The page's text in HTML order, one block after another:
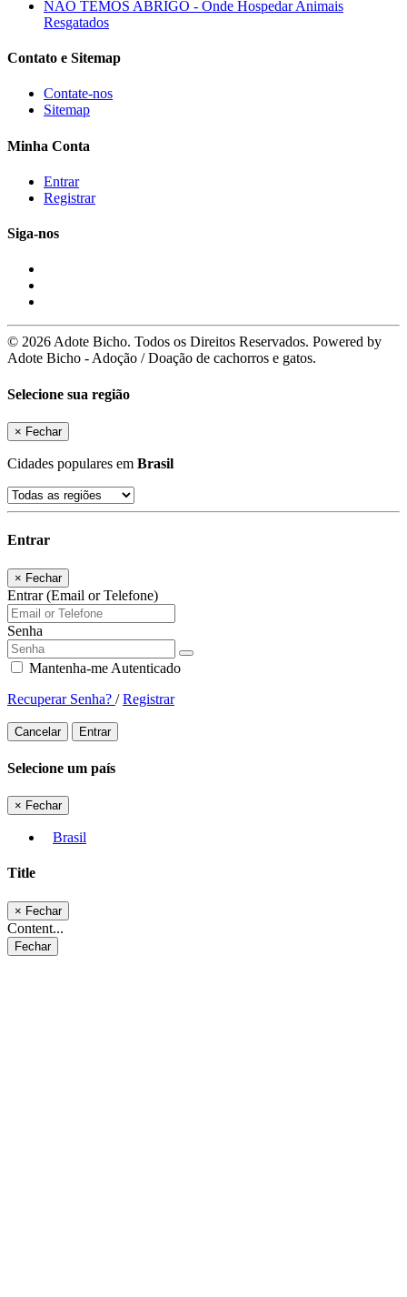
NÃO TEMOS ABRIGO - Onde Hospedar Animais
Resgatados
Contato e Sitemap
Contate-nos
Sitemap
Minha Conta
Entrar
Registrar
Siga-nos
© 2026 Adote Bicho. Todos os Direitos Reservados. Powered by
Adote Bicho - Adoção / Doação de cachorros e gatos.
Selecione sua região
× Fechar
Cidades populares em Brasil
Entrar
× Fechar
Entrar (Email or Telefone)
Senha
Mantenha-me Autenticado
Recuperar Senha? /Registrar
Cancelar Entrar
Selecione um país
× Fechar
Brasil
Title
× Fechar
Content...
Fechar